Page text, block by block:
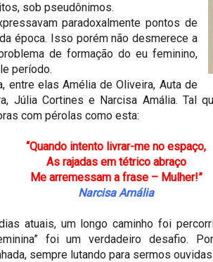
sob pseudônimos.
paradoxalmente pontos de
época. Isso porém não desmerece a
de formação do eu feminino,
período.
entre elas Amélia de Oliveira, Auta de
Júlia Cortines e Narcisa Amália. Tal
com pérolas como esta:
“Quando intento livrar-me no espaço,
As rajadas em tétrico abraço
Me arremessam a frase – Mulher!”
Narcisa Amália
atuais, um longo caminho foi
foi um verdadeiro desafio.
sempre lutando para sermos ouvidas.